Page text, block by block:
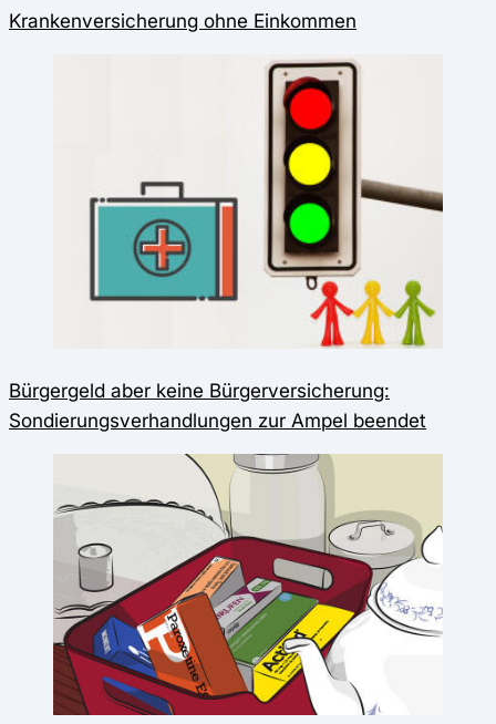
Krankenversicherung ohne Einkommen
Bürgergeld aber keine Bürgerversicherung:
Sondierungsverhandlungen zur Ampel beendet